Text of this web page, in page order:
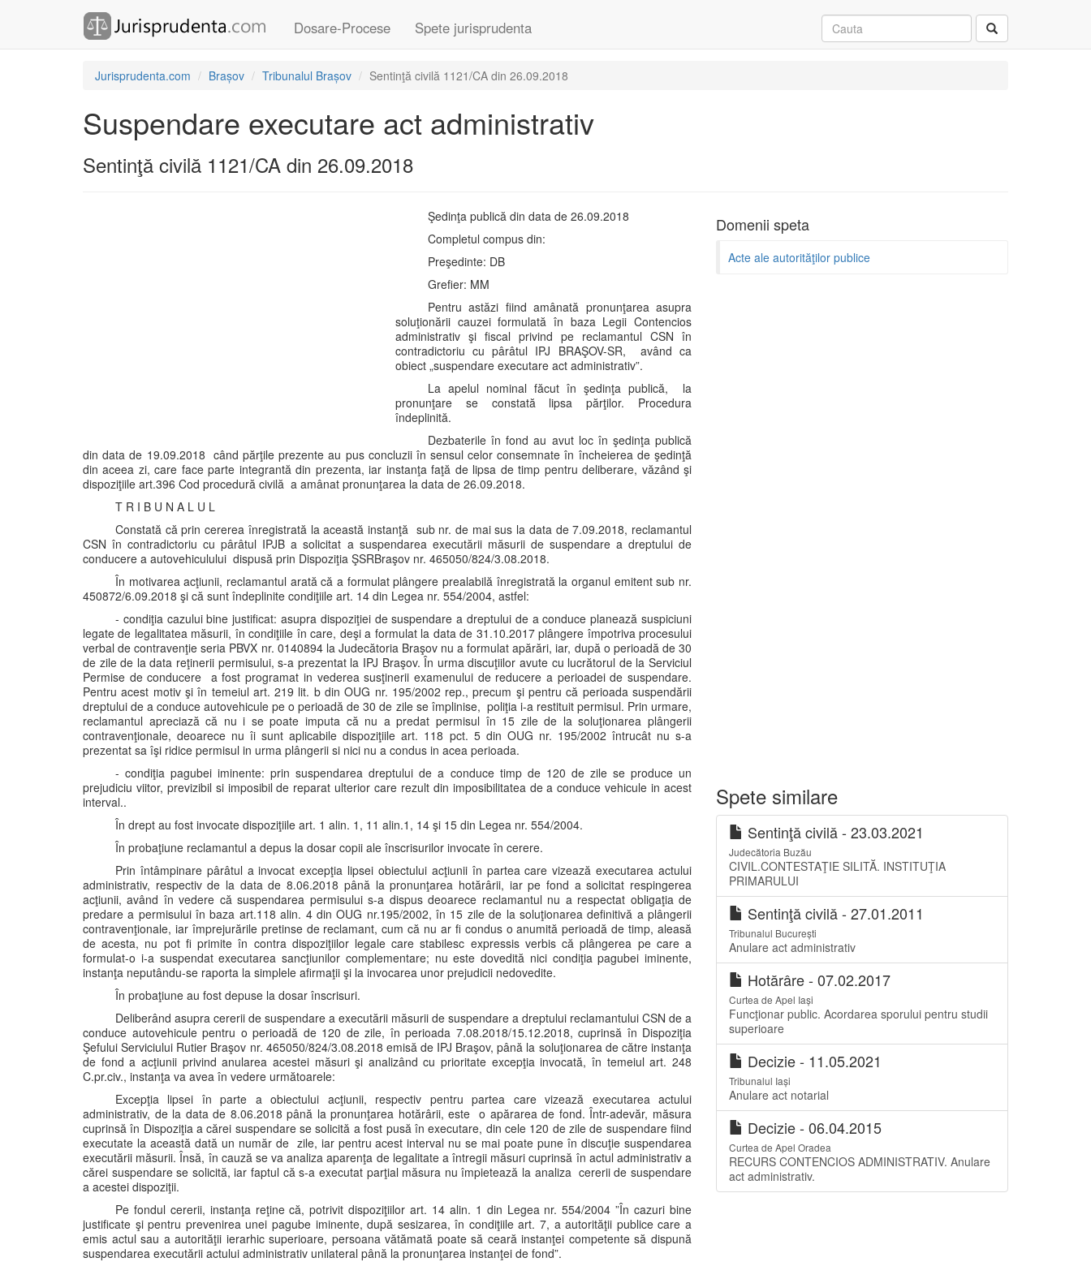
Dosare-Procese Spete jurisprudenta
Jurisprudenta.com Brașov Tribunalul Brașov Sentinţă civilă 1121/CA din 26.09.2018
Suspendare executare act administrativ
Sentinţă civilă 1121/CA din 26.09.2018
Şedinţa publică din data de 26.09.2018
Completul compus din:
Preşedinte: DB
Grefier: MM
Pentru astăzi fiind amânată pronunţarea asupra
soluţionării cauzei formulată în baza Legii Contencios
administrativ şi fiscal privind pe reclamantul CSN în
contradictoriu cu pârâtul IPJ BRAŞOV-SR, având ca
obiect „suspendare executare act administrativ”.
La apelul nominal făcut în şedinţa publică, la
pronunţare se constată lipsa părţilor. Procedura
îndeplinită.
Dezbaterile în fond au avut loc în şedinţa publică
din data de 19.09.2018 când părţile prezente au pus concluzii în sensul celor consemnate în încheierea de şedinţă
din aceea zi, care face parte integrantă din prezenta, iar instanţa faţă de lipsa de timp pentru deliberare, văzând şi
dispoziţiile art.396 Cod procedură civilă a amânat pronunţarea la data de 26.09.2018.
T R I B U N A L U L
Constată că prin cererea înregistrată la această instanţă sub nr. de mai sus la data de 7.09.2018, reclamantul
CSN în contradictoriu cu pârâtul IPJB a solicitat a suspendarea executării măsurii de suspendare a dreptului de
conducere a autovehiculului dispusă prin Dispoziţia ŞSRBraşov nr. 465050/824/3.08.2018.
În motivarea acţiunii, reclamantul arată că a formulat plângere prealabilă înregistrată la organul emitent sub nr.
450872/6.09.2018 şi că sunt îndeplinite condiţiile art. 14 din Legea nr. 554/2004, astfel:
- condiţia cazului bine justificat: asupra dispoziţiei de suspendare a dreptului de a conduce planează suspiciuni
legate de legalitatea măsurii, în condiţiile în care, deşi a formulat la data de 31.10.2017 plângere împotriva procesului
verbal de contravenţie seria PBVX nr. 0140894 la Judecătoria Braşov nu a formulat apărări, iar, după o perioadă de 30
de zile de la data reţinerii permisului, s-a prezentat la IPJ Braşov. În urma discuţiilor avute cu lucrătorul de la Serviciul
Permise de conducere a fost programat in vederea susţinerii examenului de reducere a perioadei de suspendare.
Pentru acest motiv şi în temeiul art. 219 lit. b din OUG nr. 195/2002 rep., precum şi pentru că perioada suspendării
dreptului de a conduce autovehicule pe o perioadă de 30 de zile se împlinise, poliţia i-a restituit permisul. Prin urmare,
reclamantul apreciază că nu i se poate imputa că nu a predat permisul în 15 zile de la soluţionarea plângerii
contravenţionale, deoarece nu îi sunt aplicabile dispoziţiile art. 118 pct. 5 din OUG nr. 195/2002 întrucât nu s-a
prezentat sa îşi ridice permisul in urma plângerii si nici nu a condus in acea perioada.
- condiţia pagubei iminente: prin suspendarea dreptului de a conduce timp de 120 de zile se produce un
prejudiciu viitor, previzibil si imposibil de reparat ulterior care rezult din imposibilitatea de a conduce vehicule in acest
interval..
În drept au fost invocate dispoziţiile art. 1 alin. 1, 11 alin.1, 14 şi 15 din Legea nr. 554/2004.
În probaţiune reclamantul a depus la dosar copii ale înscrisurilor invocate în cerere.
Prin întâmpinare pârâtul a invocat excepţia lipsei obiectului acţiunii în partea care vizează executarea actului
administrativ, respectiv de la data de 8.06.2018 până la pronunţarea hotărârii, iar pe fond a solicitat respingerea
acţiunii, având în vedere că suspendarea permisului s-a dispus deoarece reclamantul nu a respectat obligaţia de
predare a permisului în baza art.118 alin. 4 din OUG nr.195/2002, în 15 zile de la soluţionarea definitivă a plângerii
contravenţionale, iar împrejurările pretinse de reclamant, cum că nu ar fi condus o anumită perioadă de timp, aleasă
de acesta, nu pot fi primite în contra dispoziţiilor legale care stabilesc expressis verbis că plângerea pe care a
formulat-o i-a suspendat executarea sancţiunilor complementare; nu este dovedită nici condiţia pagubei iminente,
instanţa neputându-se raporta la simplele afirmaţii şi la invocarea unor prejudicii nedovedite.
În probaţiune au fost depuse la dosar înscrisuri.
Deliberând asupra cererii de suspendare a executării măsurii de suspendare a dreptului reclamantului CSN de a
conduce autovehicule pentru o perioadă de 120 de zile, în perioada 7.08.2018/15.12.2018, cuprinsă în Dispoziţia
Şefului Serviciului Rutier Braşov nr. 465050/824/3.08.2018 emisă de IPJ Braşov, până la soluţionarea de către instanţa
de fond a acţiunii privind anularea acestei măsuri şi analizând cu prioritate excepţia invocată, în temeiul art. 248
C.pr.civ., instanţa va avea în vedere următoarele:
Excepţia lipsei în parte a obiectului acţiunii, respectiv pentru partea care vizează executarea actului
administrativ, de la data de 8.06.2018 până la pronunţarea hotărârii, este o apărarea de fond. Într-adevăr, măsura
cuprinsă în Dispoziţia a cărei suspendare se solicită a fost pusă în executare, din cele 120 de zile de suspendare fiind
executate la această dată un număr de zile, iar pentru acest interval nu se mai poate pune în discuţie suspendarea
executării măsurii. Însă, în cauză se va analiza aparenţa de legalitate a întregii măsuri cuprinsă în actul administrativ a
cărei suspendare se solicită, iar faptul că s-a executat parţial măsura nu împietează la analiza cererii de suspendare
a acestei dispoziţii.
Pe fondul cererii, instanţa reţine că, potrivit dispoziţiilor art. 14 alin. 1 din Legea nr. 554/2004 ”În cazuri bine
justificate şi pentru prevenirea unei pagube iminente, după sesizarea, în condiţiile art. 7, a autorităţii publice care a
emis actul sau a autorităţii ierarhic superioare, persoana vătămată poate să ceară instanţei competente să dispună
suspendarea executării actului administrativ unilateral până la pronunţarea instanţei de fond”.
Domenii speta
Acte ale autorităţilor publice
Spete similare
Sentinţă civilă - 23.03.2021
Judecătoria Buzău
CIVIL.CONTESTAŢIE SILITĂ. INSTITUŢIA
PRIMARULUI
Sentinţă civilă - 27.01.2011
Tribunalul București
Anulare act administrativ
Hotărâre - 07.02.2017
Curtea de Apel Iași
Funcţionar public. Acordarea sporului pentru studii
superioare
Decizie - 11.05.2021
Tribunalul Iași
Anulare act notarial
Decizie - 06.04.2015
Curtea de Apel Oradea
RECURS CONTENCIOS ADMINISTRATIV. Anulare
act administrativ.